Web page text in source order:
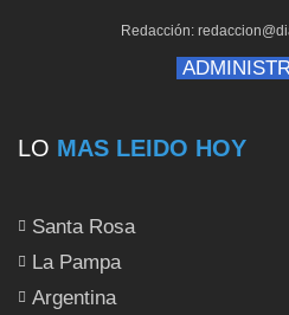
Redacción:
LO MAS LEIDO HOY
Santa Rosa
La Pampa
Argentina